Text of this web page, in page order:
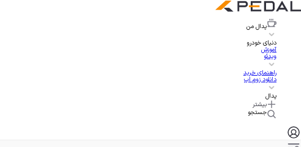
پدال من
دنیای خودرو
آموزش
ویدئو
راهنمای خرید
دانلود زوم اپ
پدال
بیشتر
جستجو